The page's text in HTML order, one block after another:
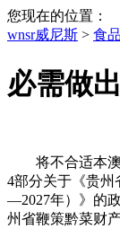
您现在的位置：
wnsr威尼斯 > 食
必需做
将不合适本澳
4部分关于《贵州
—2027年）》的
州省鞭策黔菜财